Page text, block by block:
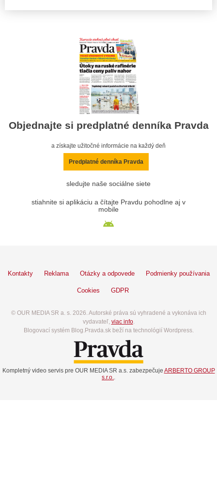
Objednajte si predplatné denníka Pravda
a získajte užitočné informácie na každý deň
Predplatné denníka Pravda
sledujte naše sociálne siete
stiahnite si aplikáciu a čítajte Pravdu pohodlne aj v
mobile
Kontakty Reklama Otázky a odpovede Podmienky používania
Cookies GDPR
© OUR MEDIA SR a. s. 2026. Autorské práva sú vyhradené a vykonáva ich
vydavateľ, viac info.
Blogovací systém Blog.Pravda.sk beží na technológií Wordpress.
Kompletný video servis pre OUR MEDIA SR a.s. zabezpečuje ARBERTO GROUP
s.r.o.